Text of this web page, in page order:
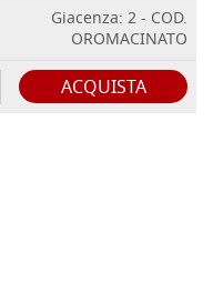
Giacenza: 2 - COD.
OROMACINATO
ACQUISTA